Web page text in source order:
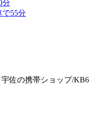
分
で55分
佐の携帯ショップ/KB6